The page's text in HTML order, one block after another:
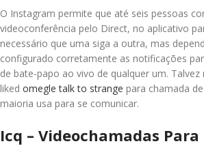
O Instagram permite que até seis pessoas
videoconferência pelo Direct, no aplicativo
necessário que uma siga a outra, mas
configurado corretamente as notificações
de bate-papo ao vivo de qualquer um.
liked omegle talk to strange para chamada
maioria usa para se comunicar.
Icq – Videochamadas Para